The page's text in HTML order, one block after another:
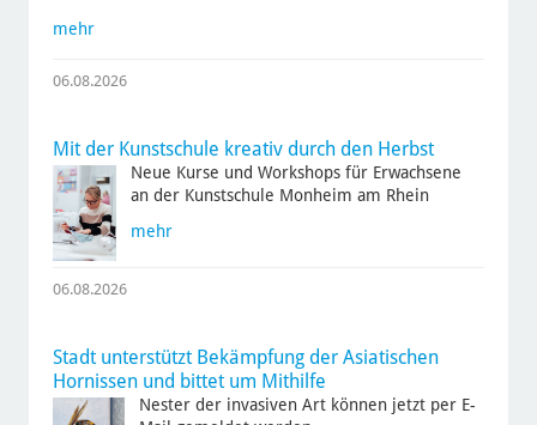
mehr
06.08.2026
Mit der Kunstschule kreativ durch den Herbst
Neue Kurse und Workshops für Erwachsene
an der Kunstschule Monheim am Rhein
mehr
06.08.2026
Stadt unterstützt Bekämpfung der Asiatischen
Hornissen und bittet um Mithilfe
Nester der invasiven Art können jetzt per E-